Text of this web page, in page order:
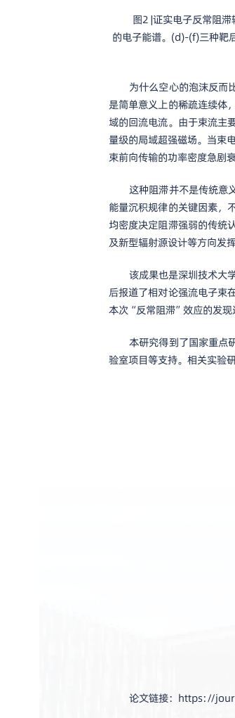
图2 |证实电子反常阻
的电子能谱。(d)-(f)三种靶
为什么空心的泡沫反而
是简单意义上的稀疏连续体
域的回流电流。由于束流主
量级的局域超强磁场。当束
束前向传输的功率密度急剧
这种阻滞并不是传统意
能量沉积规律的关键因素，
均密度决定阻滞强弱的传统
及新型辐射源设计等方向发
该成果也是深圳技术大
后报道了相对论强流电子
本次“反常阻滞”效应的发现
本研究得到了国家重点
验室项目等支持。相关实验
论文链接：https://